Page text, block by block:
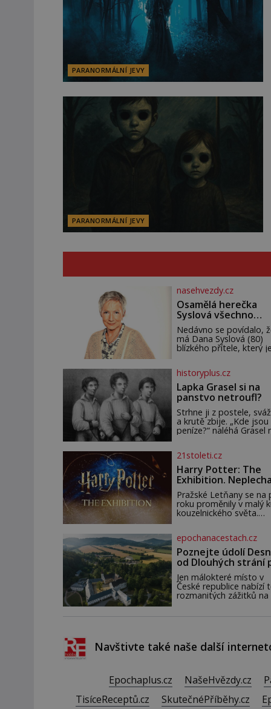
PARANORMÁLNÍ JEVY
PARANORMÁLNÍ JEVY
nasehvezdy.cz
Osamělá herečka
Syslová všechno
vzdala?
Nedávno se povídalo,
má Dana Syslová (80)
blízkého přítele, který
posledních dnech čím dál
častěji mluví o svém
odchodu. Dohnala ji snad
samota? Půs
historyplus.cz
Lapka Grasel si na
panstvo netroufl?
Strhne ji z postele,
a krutě zbije. „Kde jsou
peníze?“ naléhá Grasel
ani nemůže, protože
žádné nemá, spokojí se
lupič s několika měďáky a
štůčky látky. Zraněná
pár dní nato umírá. Je to
muž nebývale krutý.
činy budí hrůzu ještě
21stoleti.cz
Harry Potter: The
Exhibition. Neplecha
zahájena…
Pražské Letňany se na
roku proměnily v malý
kouzelnického světa.
Česka originální filmové
kostýmy a rekvizity,
Bradavice, Hagridovu
i uč
epochanacestach.cz
Poznejte údolí
od Dlouhých strání
termální prameny
Jen málokteré místo v
České republice nabízí
rozmanitých zážitků na
do útrob jedné z
nejvýznamnějších
projet se na koloběžce
den zakončit
památek ve Velkých
Losinách nebo v
Navštivte také naše další
Epochaplus.cz NašeHvězdy.cz
TisíceReceptů.cz
SkutečnéPříběhy.cz